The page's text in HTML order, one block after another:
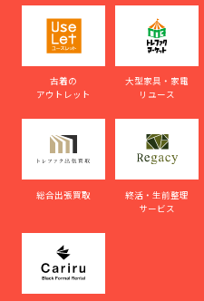
古着の
アウトレット
大型家具・家電
リユース
総合出張買取
終活・生前整理
サービス